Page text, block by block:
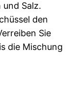
Salz.
den
Sie
die Mischung